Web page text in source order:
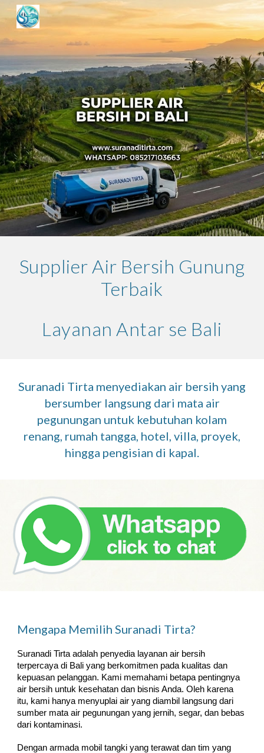
Skip to main content Skip to navigation
Supplier Air Bersih Gunung
Terbaik
Layanan Antar se Bali
Suranadi Tirta menyediakan air bersih yang
bersumber langsung dari mata air
pegunungan untuk kebutuhan kolam
renang, rumah tangga, hotel, villa, proyek,
hingga pengisian di kapal.
Mengapa Memilih Suranadi Tirta?
Suranadi Tirta adalah penyedia layanan air bersih
terpercaya di Bali yang berkomitmen pada kualitas dan
kepuasan pelanggan. Kami memahami betapa pentingnya
air bersih untuk kesehatan dan bisnis Anda. Oleh karena
itu, kami hanya menyuplai air yang diambil langsung dari
sumber mata air pegunungan yang jernih, segar, dan bebas
dari kontaminasi.
Dengan armada mobil tangki yang terawat dan tim yang